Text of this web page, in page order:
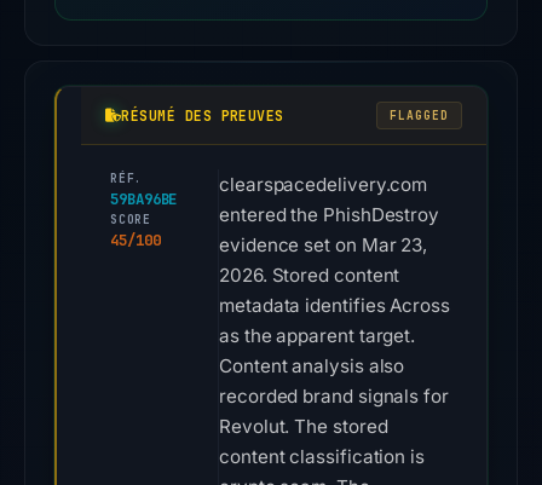
RÉSUMÉ DES PREUVES FLAGGED
RÉF.
59BA96BE
SCORE
45/100
clearspacedelivery.com
entered the PhishDestroy
evidence set on Mar 23,
2026. Stored content
metadata identifies Across
as the apparent target.
Content analysis also
recorded brand signals for
Revolut. The stored
content classification is